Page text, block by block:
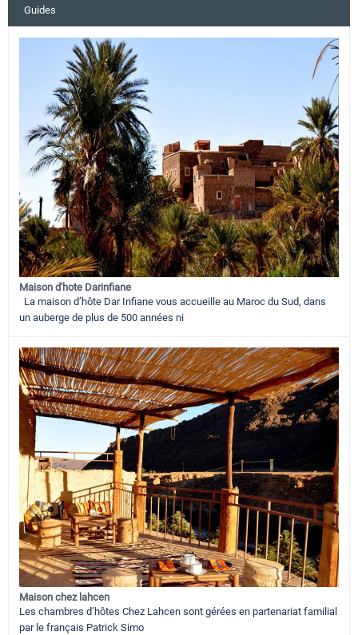
Guides
Maison d'hote Darinfiane
La maison d’hôte Dar Infiane vous accueille au Maroc du Sud, dans
un auberge de plus de 500 années ni
Maison chez lahcen
Les chambres d’hôtes Chez Lahcen sont gérées en partenariat familial
par le français Patrick Simo